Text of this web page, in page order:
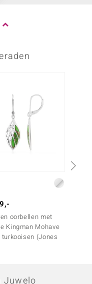
oorbellen met
Kingman Mohave
turkooisen (Jones
Juwelo